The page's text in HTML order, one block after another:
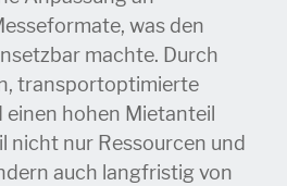
was den
machte. Durch
transportoptimierte
hohen Mietanteil
nicht nur Ressourcen und
auch langfristig von